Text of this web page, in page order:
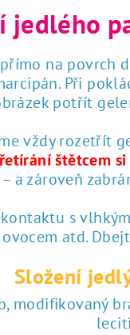
jedlého
na povrch
Při
potřít
vždy rozetřít
štětcem
a zároveň
s
ovocem atd.
Složení
modifikovaný